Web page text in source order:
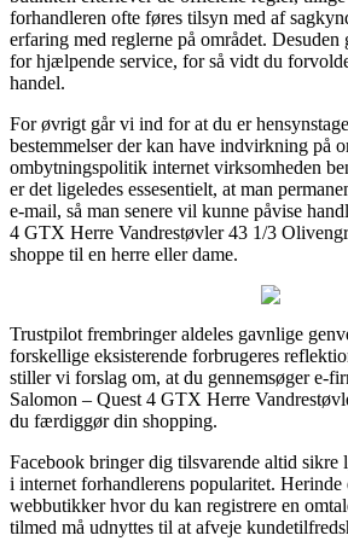
forhandleren ofte føres tilsyn med af
erfaring med reglerne på området.
for hjælpende service, for så vidt du
handel.
For øvrigt går vi ind for at du er
bestemmelser der kan have indvirkning på
ombytningspolitik internet virksomheden
er det ligeledes essesentielt, at man
e-mail, så man senere vil kunne påvise
4 GTX Herre Vandrestøvler 43 1/3
shoppe til en herre eller dame.
Trustpilot frembringer aldeles gavnlige
forskellige eksisterende forbrugeres
stiller vi forslag om, at du gennemsøger e-
Salomon – Quest 4 GTX Herre
du færdiggør din shopping.
Facebook bringer dig tilsvarende altid
i internet forhandlerens popularitet. Herinde
webbutikker hvor du kan registrere en
tilmed må udnyttes til at afveje